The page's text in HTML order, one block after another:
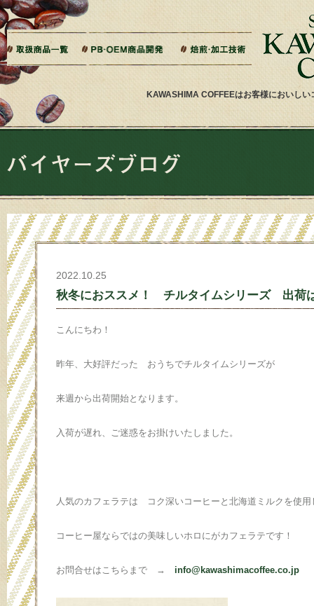
KAWASHIMA COFFEEはお客様においし
本文へジャンプ
ドリップバッグ加工
ティーバッグ加工
リキッドコーヒー加工
オーダー焙煎
パッケージデザイン・印刷
2022.10.25
秋冬におススメ！ チルタイムシリーズ 出荷
こんにちわ！
昨年、大好評だった おうちでチルタイムシリーズが
来週から出荷開始となります。
入荷が遅れ、ご迷惑をお掛けいたしました。
人気のカフェラテは コク深いコーヒーと北海道ミルクを使用
コーヒー屋ならではの美味しいホロにがカフェラテです！
お問合せはこちらまで → info@kawashimacoffee.co.jp